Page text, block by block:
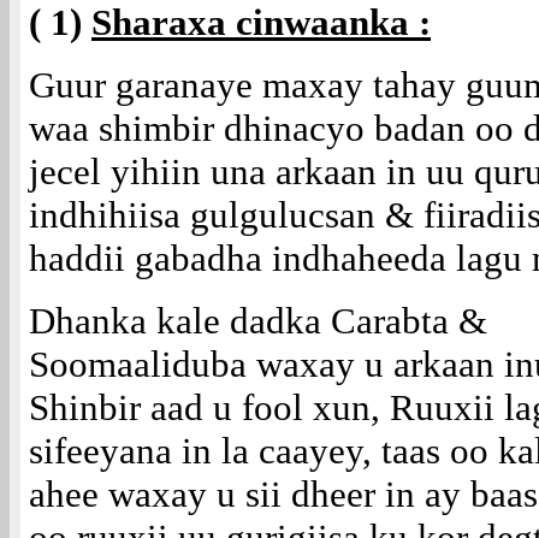
( 1) Sharaxa cinwaanka :
Guur garanaye maxay tahay
waa shimbir dhinacyo badan oo
jecel yihiin una arkaan in uu
indhihiisa gulgulucsan &
haddii gabadha indhaheeda lagu
Dhanka kale dadka Carabta &
Soomaaliduba waxay u arkaan
Shinbir aad u fool xun, Ruuxii
sifeeyana in la caayey, taas oo
ahee waxay u sii dheer in ay